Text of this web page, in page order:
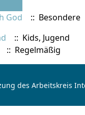
God
:: Besondere
:: Kids, Jugend
:: Regelmäßig
des Arbeitskreis